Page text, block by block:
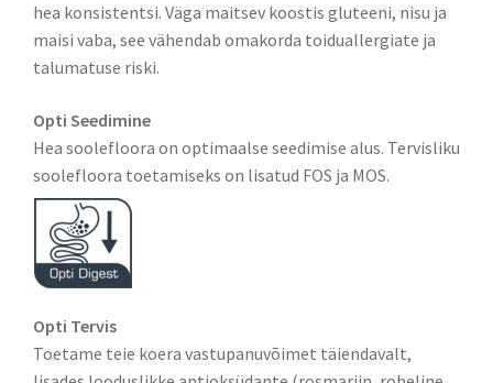
hea konsistentsi. Väga maitsev koostis gluteeni, nisu ja
maisi vaba, see vähendab omakorda toiduallergiate ja
talumatuse riski.
Opti Seedimine
Hea soolefloora on optimaalse seedimise alus. Tervisliku
soolefloora toetamiseks on lisatud FOS ja MOS.
Opti Tervis
Toetame teie koera vastupanuvõimet täiendavalt,